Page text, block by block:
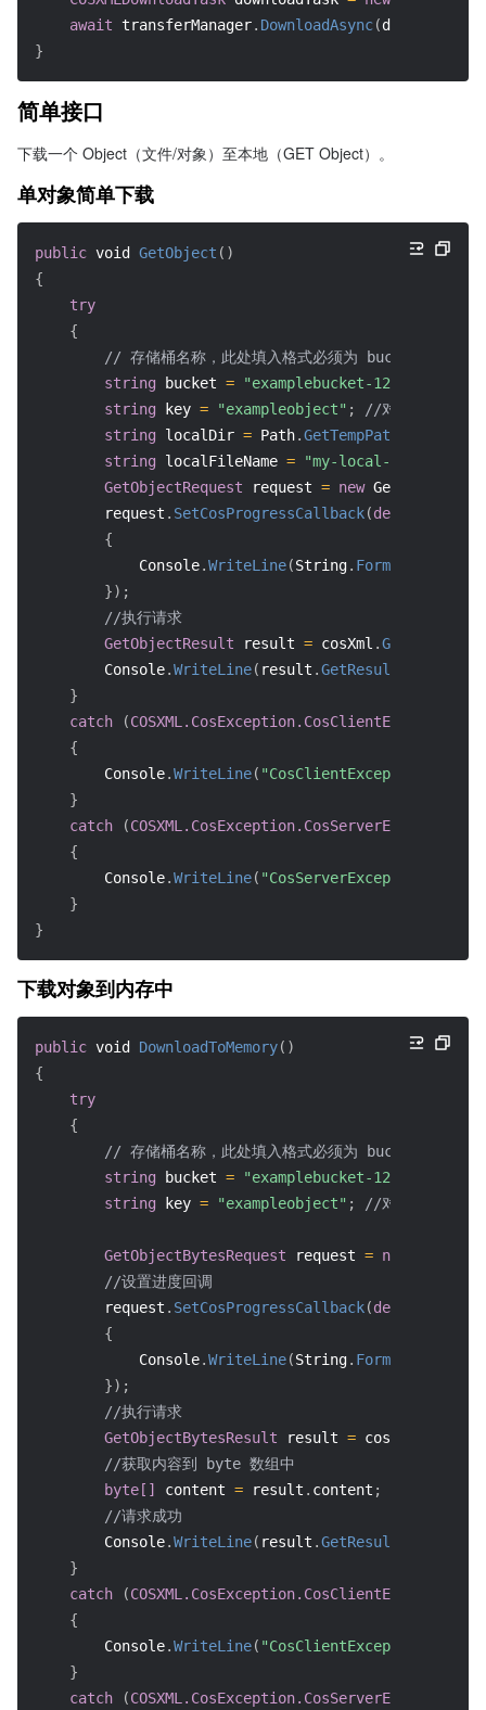
await transferManager. DownloadAsync(downloadTask
}
简单接口
下载一个 Object（文件/对象）至本地（GET Object）。
单对象简单下载
public void GetObject ( )
{
try
{
// 存储桶名称，此处填入格式必须为
string bucket = "examplebucket-1250000000"
string key = "exampleobject" ;
//对象键
string localDir = Path.GetTempPath
string localFileName = "my-local-temp-file"
GetObjectRequest request = new
        request
. SetCosProgressCallback(delegate
{
            Console
.WriteLine(String. Format
}) ;
//执行请求
GetObjectResult result = cosXml .GetObject
        Console
.WriteLine( result .GetResultInfo
}
catch
(COSXML.CosException.CosClientException
{
        Console
.WriteLine( "CosClientException: "
}
catch
(COSXML.CosException.CosServerException
{
        Console
.WriteLine( "CosServerException: "
}
}
下载对象到内存中
public void DownloadToMemory( )
{
try
{
// 存储桶名称，此处填入格式必须为
string bucket = "examplebucket-1250000000"
string key = "exampleobject" ; //对象键
GetObjectBytesRequest request = new
//设置进度回调
        request
. SetCosProgressCallback(delegate
{
            Console
.WriteLine(String. Format
}) ;
//执行请求
GetObjectBytesResult result = cosXml
//获取内容到 byte 数组中
byte[]
content = result . content ;
//请求成功
        Console
.WriteLine( result .GetResultInfo
}
catch
(COSXML.CosException.CosClientException
{
        Console
.WriteLine( "CosClientException: "
}
catch
(COSXML.CosException.CosServerException